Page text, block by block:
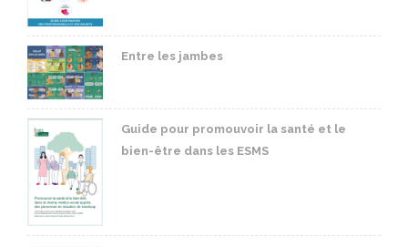
Entre les jambes
Guide pour promouvoir la santé et le
bien-être dans les ESMS